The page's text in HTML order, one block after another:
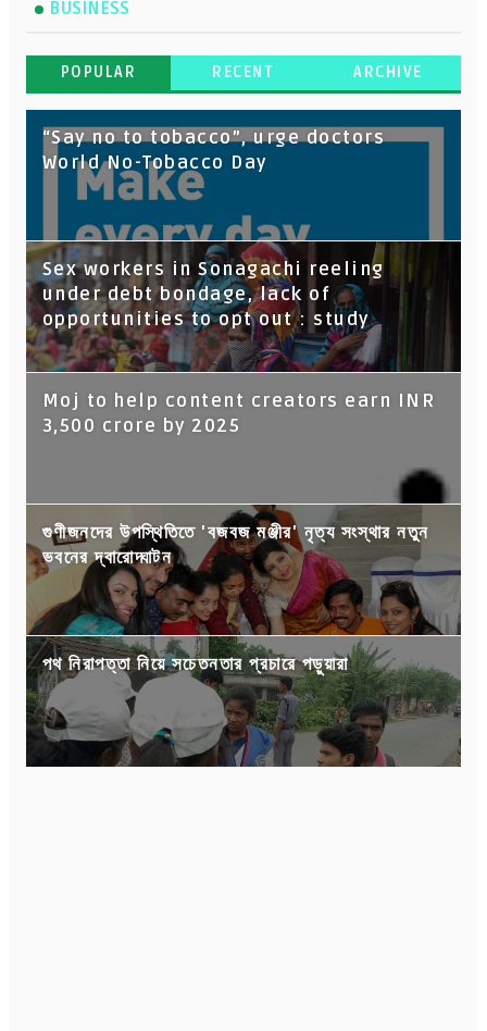
BUSINESS
POPULAR RECENT ARCHIVE
“Say no to tobacco”, urge doctors
World No-Tobacco Day
Sex workers in Sonagachi reeling
under debt bondage, lack of
opportunities to opt out : study
Moj to help content creators earn INR
3,500 crore by 2025
গুণীজনদের উপস্থিতিতে 'বজবজ মঞ্জীর' নৃত্য সংস্থার নতুন
ভবনের দ্বারোদ্ঘাটন
পথ নিরাপত্তা নিয়ে সচেতনতার প্রচারে পড়ুয়ারা